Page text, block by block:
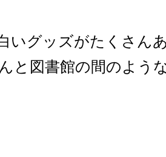
いグッズがたくさん
と図書館の間のよう